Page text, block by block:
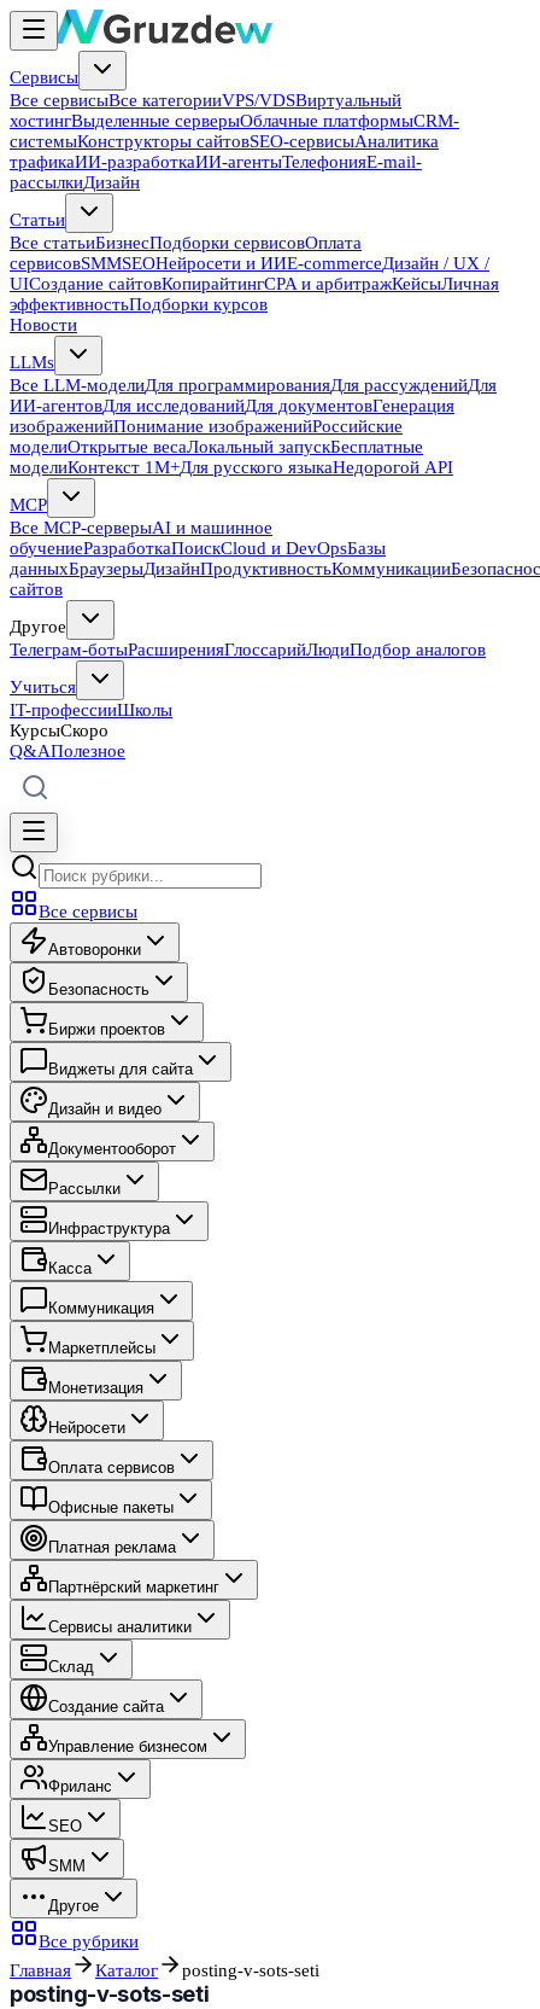
Сервисы
Все сервисыВсе категорииVPS/VDSВиртуальный
хостингВыделенные серверыОблачные платформыCRM-
системыКонструкторы сайтовSEO-сервисыАналитика
трафикаИИ-разработкаИИ-агентыТелефонияE-mail-
рассылкиДизайн
Статьи
Все статьиБизнесПодборки сервисовОплата
сервисовSMMSEOНейросети и ИИE-commerceДизайн / UX /
UIСоздание сайтовКопирайтингCPA и арбитражКейсыЛичная
эффективностьПодборки курсов
Новости
LLMs
Все LLM-моделиДля программированияДля рассужденийДля
ИИ-агентовДля исследованийДля документовГенерация
изображенийПонимание изображенийРоссийские
моделиОткрытые весаЛокальный запускБесплатные
моделиКонтекст 1M+Для русского языкаНедорогой API
MCP
Все MCP-серверыAI и машинное
обучениеРазработкаПоискCloud и DevOpsБазы
данныхБраузерыДизайнПродуктивностьКоммуникации
сайтов
Другое
Телеграм-ботыРасширенияГлоссарийЛюдиПодбор аналогов
Учиться
IT-профессииШколы
КурсыСкоро
Q&AПолезное
Все сервисы
Автоворонки
Безопасность
Биржи проектов
Виджеты для сайта
Дизайн и видео
Документооборот
Рассылки
Инфраструктура
Касса
Коммуникация
Маркетплейсы
Монетизация
Нейросети
Оплата сервисов
Офисные пакеты
Платная реклама
Партнёрский маркетинг
Сервисы аналитики
Склад
Создание сайта
Управление бизнесом
Фриланс
SEO
SMM
Другое
Все рубрики
Главная
Каталог posting-v-sots-seti
posting-v-sots-seti